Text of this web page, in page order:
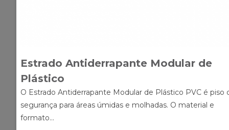
Estrado Antiderrapante Modular de
Plástico
O Estrado Antiderrapante Modular de Plástico PVC é piso
segurança para áreas úmidas e molhadas. O material e
formato...